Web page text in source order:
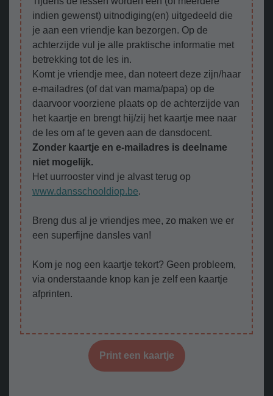
indien gewenst) uitnodiging(en) uitgedeeld die
je aan een vriendje kan bezorgen. Op de
achterzijde vul je alle praktische informatie met
betrekking tot de les in.
Komt je vriendje mee, dan noteert deze zijn/haar
e-mailadres (of dat van mama/papa) op de
daarvoor voorziene plaats op de achterzijde van
het kaartje en brengt hij/zij het kaartje mee naar
de les om af te geven aan de dansdocent.
Zonder kaartje en e-mailadres is deelname
niet mogelijk.
Het uurrooster vind je alvast terug op
www.dansschooldiop.be.
Breng dus al je vriendjes mee, zo maken we er
een superfijne dansles van!
Kom je nog een kaartje tekort? Geen probleem,
via onderstaande knop kan je zelf een kaartje
afprinten.
Print een kaartje